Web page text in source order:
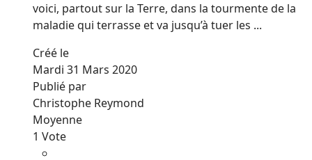
voici, partout sur la Terre, dans la tourmente de la
maladie qui terrasse et va jusqu’à tuer les ...
Créé le
Mardi 31 Mars 2020
Publié par
Christophe Reymond
Moyenne
1 Vote